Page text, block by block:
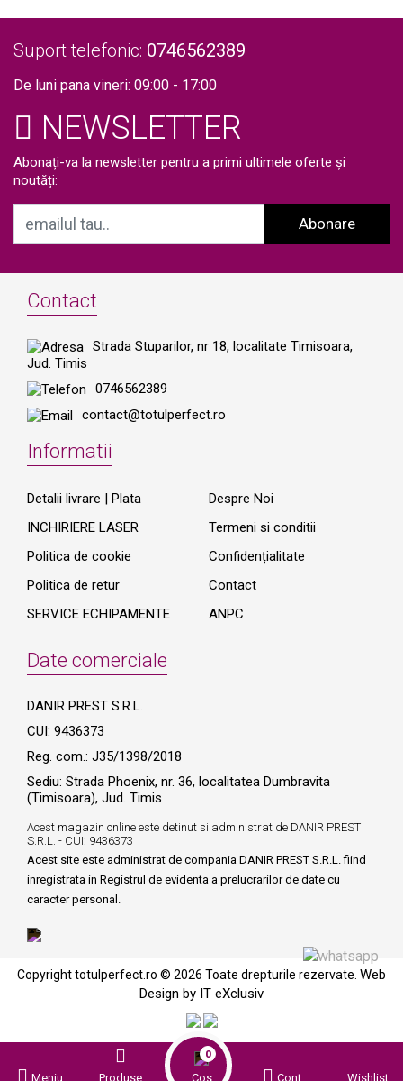
Suport telefonic: 0746562389
De luni pana vineri: 09:00 - 17:00
NEWSLETTER
Abonați-va la newsletter pentru a primi ultimele oferte și
noutăți:
Abonare
Contact
Strada Stuparilor, nr 18, localitate Timisoara,
Jud. Timis
0746562389
contact@totulperfect.ro
Informatii
Detalii livrare | Plata
INCHIRIERE LASER
Politica de cookie
Politica de retur
SERVICE ECHIPAMENTE
Despre Noi
Termeni si conditii
Confidențialitate
Contact
ANPC
Date comerciale
DANIR PREST S.R.L.
CUI: 9436373
Reg. com.: J35/1398/2018
Sediu: Strada Phoenix, nr. 36, localitatea Dumbravita
(Timisoara), Jud. Timis
Acest magazin online este detinut si administrat de DANIR PREST
S.R.L. - CUI: 9436373
Acest site este administrat de compania DANIR PREST S.R.L. fiind
inregistrata in Registrul de evidenta a prelucrarilor de date cu
caracter personal.
Copyright totulperfect.ro © 2026 Toate drepturile rezervate. Web
Design by IT eXclusiv
Meniu Produse
0
Cos Cont Wishlist